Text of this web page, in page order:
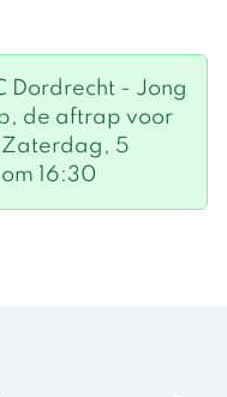
Dordrecht - Jong
de aftrap voor
5
16:30